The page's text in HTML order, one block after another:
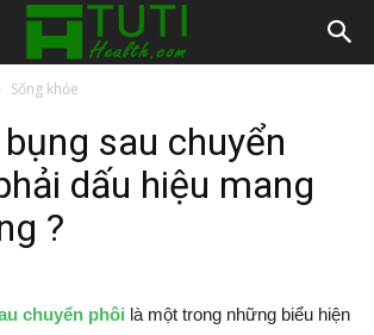
Sống khỏe
sau chuyển
dấu hiệu mang
?
chuyển phôi là một trong những biểu hiện